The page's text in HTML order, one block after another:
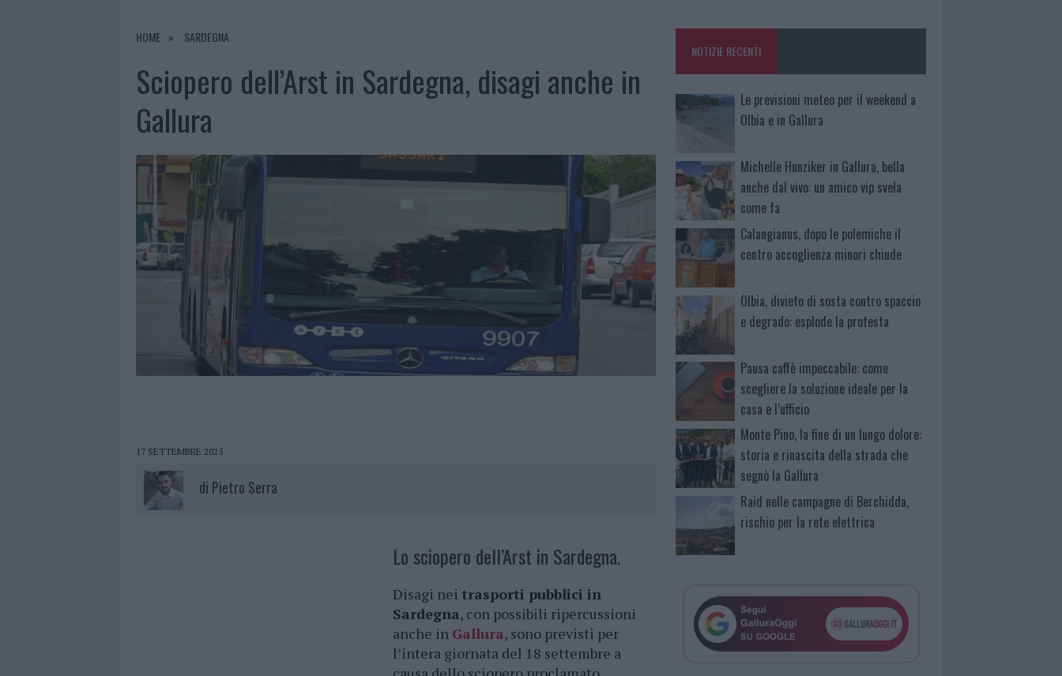
7 AGOSTO 2026
HOME SARDEGNA
Sciopero dell’Arst in Sardegna, disagi anche in
Gallura
17 SETTEMBRE 2025
di Pietro Serra
Lo sciopero dell’Arst in Sardegna.
Disagi nei trasporti pubblici in
Sardegna, con possibili ripercussioni
anche in Gallura, sono previsti per
l’intera giornata del 18 settembre a
NOTIZIE RECENTI
Le previsioni meteo per il weekend a
Olbia e in Gallura
Michelle Hunziker in Gallura, bella
anche dal vivo: un amico vip svela
come fa
Calangianus, dopo le polemiche il
centro accoglienza minori chiude
Olbia, divieto di sosta contro spaccio
e degrado: esplode la protesta
Pausa caffè impeccabile: come
scegliere la soluzione ideale per la
casa e l’ufficio
Monte Pino, la fine di un lungo dolore:
storia e rinascita della strada che
segnò la Gallura
Raid nelle campagne di Berchidda,
rischio per la rete elettrica